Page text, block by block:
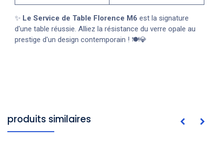
✨ Le Service de Table Florence M6 est la signature
d'une table réussie. Alliez la résistance du verre opale au
prestige d'un design contemporain ! 🍽️💎
produits similaires